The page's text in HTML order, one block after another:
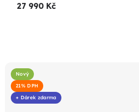
27 990 Kč
Nový
21% DPH
+ Dárek zdarma